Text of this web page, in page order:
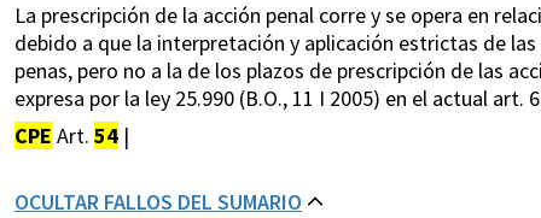
La prescripción de la acción penal corre y se opera en
debido a que la interpretación y aplicación estrictas de
penas, pero no a la de los plazos de prescripción de las
expresa por la ley 25.990 (B.O., 11 I 2005) en el actual art.
CPE Art. 54 |
OCULTAR FALLOS DEL SUMARIO